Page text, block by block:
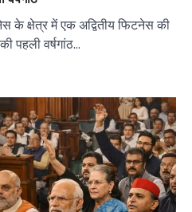
क्षेत्र में एक अद्वितीय फिटनेस की
पहली वर्षगांठ…